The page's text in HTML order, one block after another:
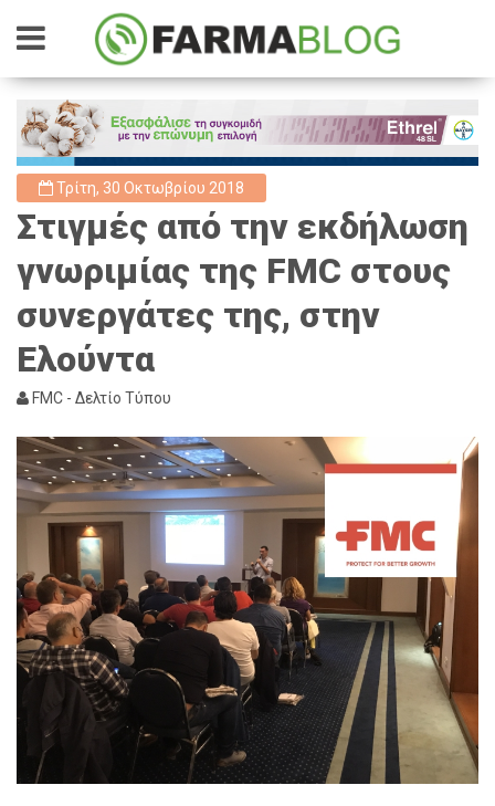
Τρίτη, 30 Οκτωβρίου 2018
Στιγμές από την εκδήλωση
γνωριμίας της FMC στους
συνεργάτες της, στην
Ελούντα
FMC - Δελτίο Τύπου